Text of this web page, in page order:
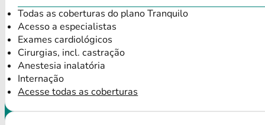
Todas as coberturas do plano Tranquilo
Acesso a especialistas
Exames cardiológicos
Cirurgias, incl. castração
Anestesia inalatória
Internação
Acesse todas as coberturas